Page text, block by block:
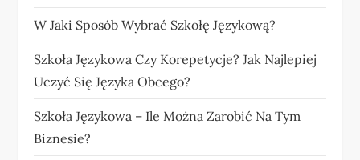
W Jaki Sposób Wybrać Szkołę Językową?
Szkoła Językowa Czy Korepetycje? Jak Najlepiej
Uczyć Się Języka Obcego?
Szkoła Językowa – Ile Można Zarobić Na Tym
Biznesie?